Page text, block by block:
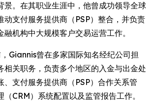
景。在其职业生涯中，他曾成功领导全球
动支付服务提供商（PSP）整合，并负责
融机构中大规模客户交易运营工作。
Giannis曾在多家国际知名经纪公司担
相关职务，负责多个地区的入金与出金处
、支付服务提供商（PSP）合作关系管
CRM）系统配置以及监管报告工作。